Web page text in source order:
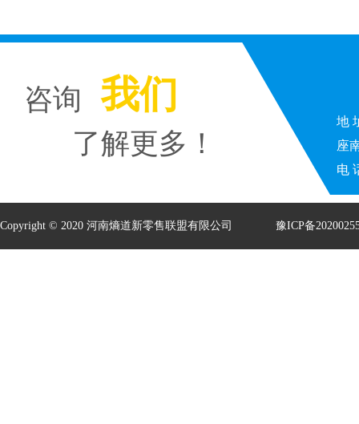
咨询 我们
了解更多！
地
座
电
Copyright © 2020 河南熵道新零售联盟有限公司 豫ICP备